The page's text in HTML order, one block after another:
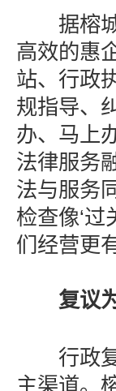
据榕城
高效的惠
站、行政
规指导、
办、马上
法律服务
法与服务
检查像‘过
们经营更
复议为
行政复
主渠道。